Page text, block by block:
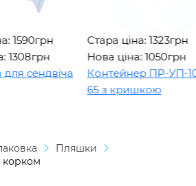
1590грн
сендвіча
Стара ціна: 1323грн
Нова ціна: 1050грн
Контейнер ПР-УП-109
65 з кришкою
Пляшки